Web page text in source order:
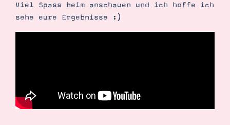
Viel Spass beim anschauen und ich hoffe ich
sehe eure Ergebnisse :)